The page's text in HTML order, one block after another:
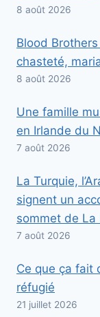
8 août 2026
Blood
chasteté,
8 août 2026
Une famille
en Irlande du
7 août 2026
La Turquie,
signent un
sommet de La
7 août 2026
Ce que ça fait
réfugié
21 juillet 2026